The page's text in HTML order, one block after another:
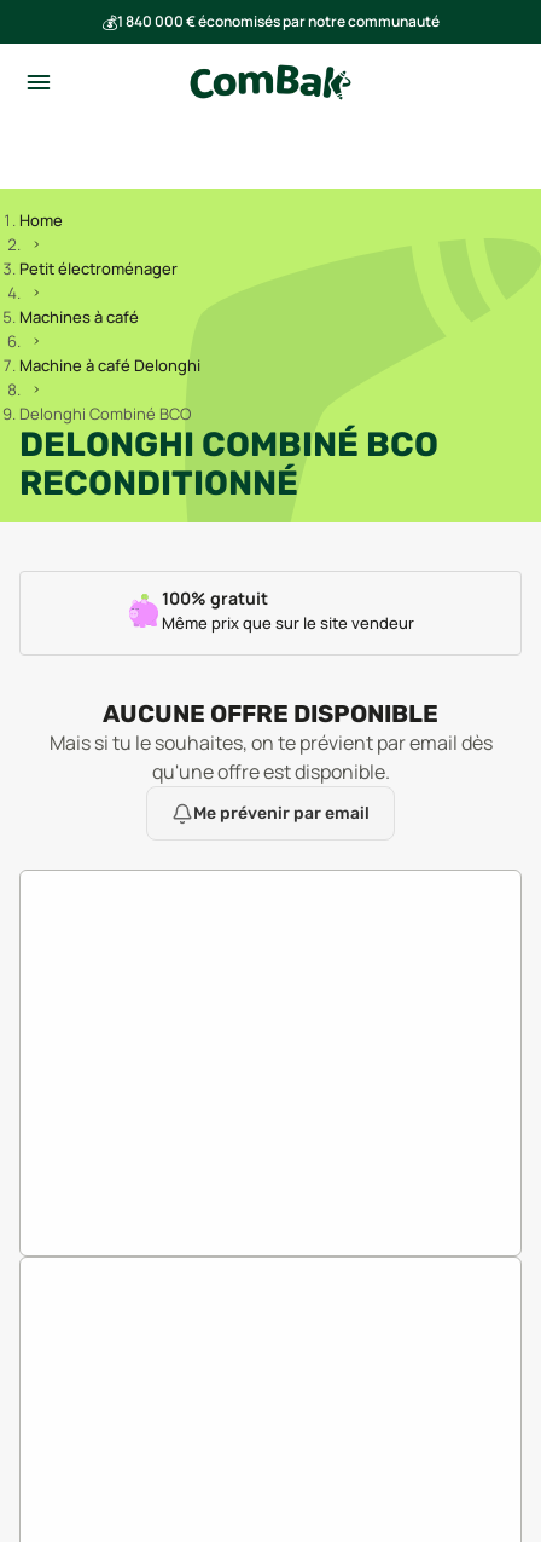
💰1 840 000 € économisés par notre communauté
Home
Petit électroménager
Machines à café
Machine à café Delonghi
Delonghi Combiné BCO
DELONGHI COMBINÉ BCO
RECONDITIONNÉ
100% gratuit
Même prix que sur le site vendeur
AUCUNE OFFRE DISPONIBLE
Mais si tu le souhaites, on te prévient par email dès
qu'une offre est disponible.
Me prévenir par email